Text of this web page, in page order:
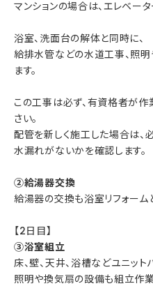
マンションの場合は、エレベー
浴室、洗面台の解体と同時に、
給排水管などの水道工事、照
ます。
この工事は必ず、有資格者が作
さい。
配管を新しく施工した場合は、
水漏れがないかを確認します。
②給湯器交換
給湯器の交換も浴室リフォーム
【2日目】
③浴室組立
床、壁、天井、浴槽などユニッ
照明や換気扇の設備も組立作